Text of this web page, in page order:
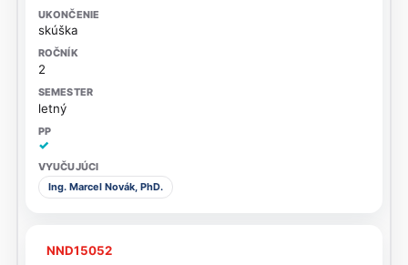
skúška
2
letný
✓
Ing. Marcel Novák, PhD.
NND15052